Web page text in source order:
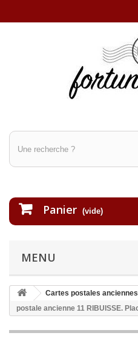
Panier (vide)
MENU
Cartes postales
postale ancienne 11 RIBUISSE.